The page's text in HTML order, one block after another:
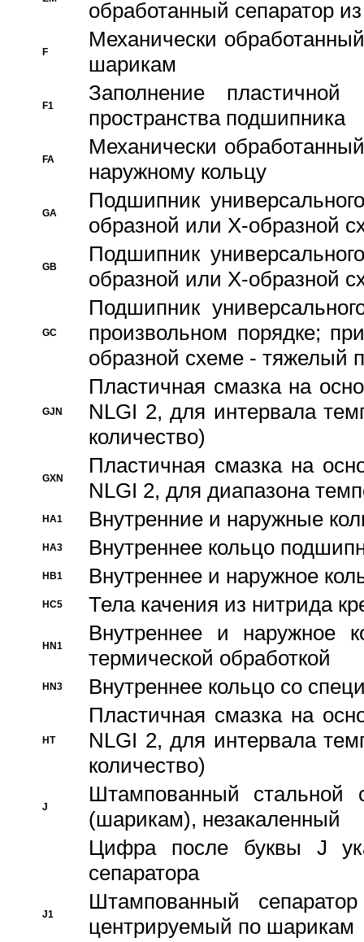
обработанный сепаратор
F
Механически
шарикам
F1
Заполнение
пространства подшипника
FA
Механически
наружному кольцу
GA
Подшипник
образной или Х-образной
GB
Подшипник
образной или Х-образной
GC
Подшипник
произвольном порядке;
образной схеме - тяжелый
GJN
Пластичная смазка на
NLGI 2, для интервала
количество)
GXN
Пластичная смазка на
NLGI 2, для диапазона
HA1 Внутренние и наружные
HA3 Bнутреннее кольцо
HB1 Bнутреннее и наружное
HC5 Тела качения из нитрида
HN1
Bнутреннее и наружное
термической обработкой
HN3 Внутреннее кольцо со
HT
Пластичная смазка на
NLGI 2, для интервала
количество)
J
Штампованный стальной
(шарикам), незакаленный
Цифра после буквы J
сепаратора
J1
Штампованный
центрируемый по шарикам